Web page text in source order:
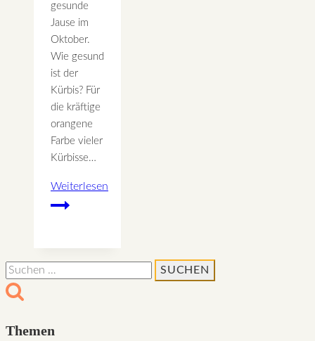
gesunde
Jause im
Oktober.
Wie gesund
ist der
Kürbis? Für
die kräftige
orangene
Farbe vieler
Kürbisse…
Weiterlesen
Hokkaido
Suchen
nach:
Themen